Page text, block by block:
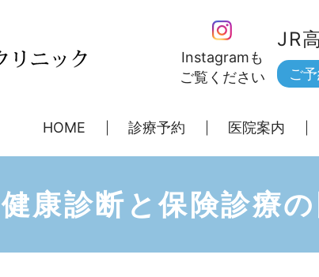
Instagramも
ご覧ください
JR
ご
HOME
診療予約 医院案内
健康診断と保険診療